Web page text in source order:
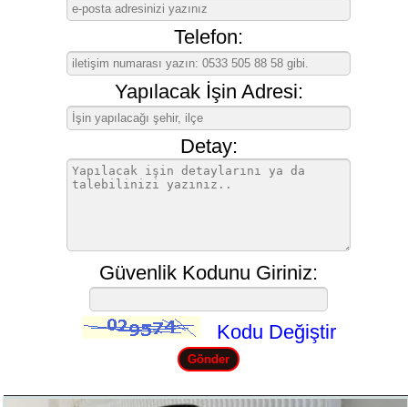
Telefon:
Yapılacak İşin Adresi:
Detay:
Güvenlik Kodunu Giriniz:
Kodu Değiştir